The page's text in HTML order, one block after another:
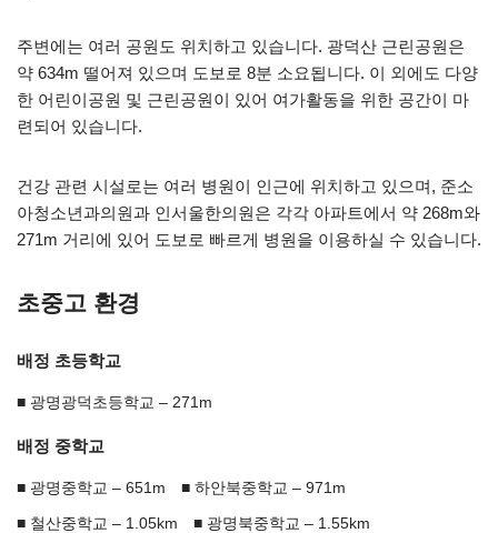
주변에는 여러 공원도 위치하고 있습니다. 광덕산 근린공원은
약 634m 떨어져 있으며 도보로 8분 소요됩니다. 이 외에도 다양
한 어린이공원 및 근린공원이 있어 여가활동을 위한 공간이 마
련되어 있습니다.
건강 관련 시설로는 여러 병원이 인근에 위치하고 있으며, 준소
아청소년과의원과 인서울한의원은 각각 아파트에서 약 268m와
271m 거리에 있어 도보로 빠르게 병원을 이용하실 수 있습니다.
초중고 환경
배정 초등학교
광명광덕초등학교 – 271m
배정 중학교
광명중학교 – 651m 하안북중학교 – 971m
철산중학교 – 1.05km 광명북중학교 – 1.55km